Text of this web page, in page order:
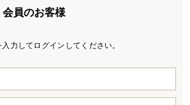
会員のお客様
力してログインしてください。